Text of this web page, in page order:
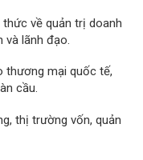
về quản trị doanh
và lãnh đạo.
thương mại quốc tế,
cầu.
thị trường vốn, quản